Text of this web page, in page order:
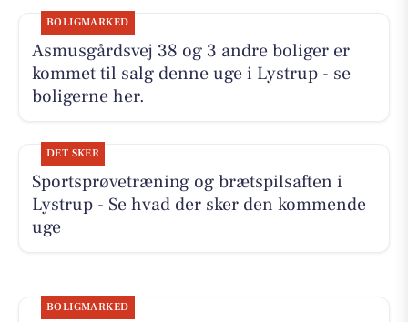
BOLIGMARKED
Asmusgårdsvej 38 og 3 andre boliger er
kommet til salg denne uge i Lystrup - se
boligerne her.
DET SKER
Sportsprøvetræning og brætspilsaften i
Lystrup - Se hvad der sker den kommende
uge
BOLIGMARKED